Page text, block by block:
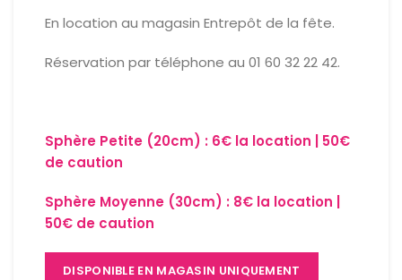
En location au magasin Entrepôt de la fête.
Réservation par téléphone au 01 60 32 22 42.
Sphère Petite (20cm) : 6€ la location | 50€
de caution
Sphère Moyenne (30cm) : 8€ la location |
50€ de caution
DISPONIBLE EN MAGASIN UNIQUEMENT